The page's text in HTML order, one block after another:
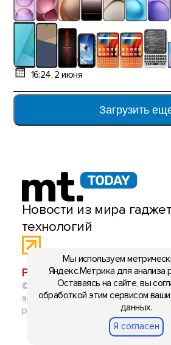
16:24, 2 июня
Загрузить
Новости из мира
технологий
РЕКЛАМА:
© 2006-2026 mt.today \
защищены. Использование
разрешено при указании ссылки на
Мы используем
Яндекс.Метрика для анализа
Оставаясь на сайте, вы
обработкой этим сервисом
данных.
Я согласен